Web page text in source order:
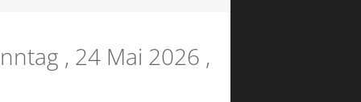
, 24 Mai 2026 ,